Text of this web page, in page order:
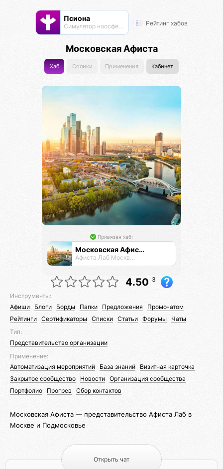
Псиона
Cимулятор ноосферы Рейтинг хабов
Московская Афиста
Хаб Солики Применения Кабинет
Привязан хаб:
Московская Афиста
Афиста Лаб Москвы и Подпосковья
4.50 3
Инструменты:
Афиши
Блоги Борды Папки Предложения
Промо-атом
Рейтинги Сертификаторы Списки Статьи Форумы
Чаты
Тип:
Представительство организации
Применение:
Автоматизация мероприятий
База знаний
Визитная карточка
Закрытое сообщество
Новости Организация сообщества
Портфолио
Прогрев Сбор контактов
Московская Афиста — представительство Афиста Лаб в
Москве и Подмосковье
Открыть чат